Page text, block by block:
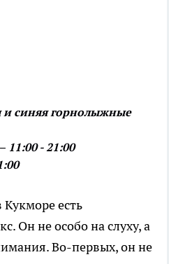
и синяя горнолыжные
11:00 - 21:00
есть
Он не особо на слуху, а
Во-первых, он не